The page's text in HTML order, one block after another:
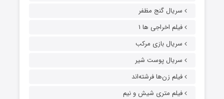
سریال گنج مظفر
فیلم اخراجی ها ۱
سریال بازی مرکب
سریال پوست شیر
فیلم زن‌ها فرشته‌اند
فیلم متری شیش و نیم